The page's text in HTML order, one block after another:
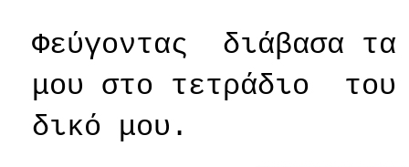
Φεύγοντας
διάβασα
μου στο τετράδιο
του
δικό μου.